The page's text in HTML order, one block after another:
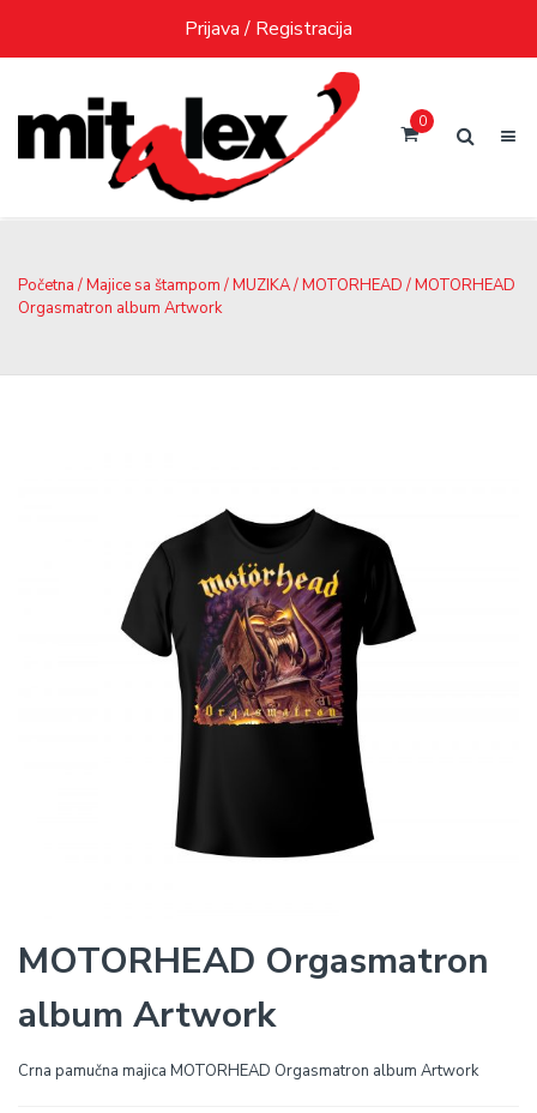
content
Prijava / Registracija
0
Početna /Majice sa štampom /MUZIKA/MOTORHEAD / MOTORHEAD
Orgasmatron album Artwork
MOTORHEAD Orgasmatron
album Artwork
Crna pamučna majica MOTORHEAD Orgasmatron album Artwork